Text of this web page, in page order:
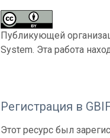
Публикующей
System. Эта работа
Регистрация в
Этот ресурс был